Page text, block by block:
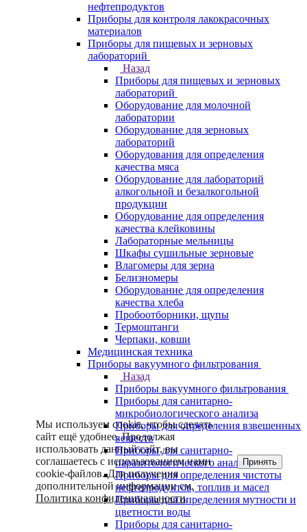
нефтепродуктов
Приборы для контроля лакокрасочных
материалов
Приборы для пищевых и зерновых
лабораторий
Назад
Приборы для пищевых и зерновых
лабораторий
Оборудование для молочной
лаборатории
Оборудование для зерновых
лабораторий
Оборудования для определения
качества мяса
Оборудование для лабораторий
алкогольной и безалкогольной
продукции
Оборудование для определения
качества клейковины
Лабораторные мельницы
Шкафы сушильные зерновые
Влагомеры для зерна
Белизномеры
Оборудование для определения
качества хлеба
Пробоотборники, щупы
Термоштанги
Черпаки, ковши
Медицинская техника
Приборы вакуумного фильтрования
Назад
Приборы вакуумного фильтрования
Приборы для санитарно-
микробиологического анализа
Приборы для определения взвешенных
веществ
Приборы для санитарно-
паразитологического анализа
Приборы для определения чистоты
нефтепродуктов, топлив и масел
Приборы для определения мутности и
цветности воды
Приборы для санитарно-
Мы используем cookie, чтобы сделать
сайт ещё удобнее. Продолжая
использовать данный сайт, вы
соглашаетесь с использованием нами
cookie-файлов. Для получения
дополнительной информации см.
Политика конфиденциальности.
Принять